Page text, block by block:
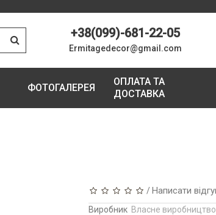
+38(099)-681-22-05
Ermitagedecor@gmail.com
ФОТОГАЛЕРЕЯ
ОПЛАТА ТА
ДОСТАВКА
/Написати
Виробник Власне виробництво